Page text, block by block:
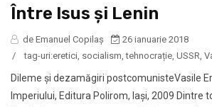
Între Isus şi Lenin
de Emanuel Copilaș
26 ianuarie 2018
/
tag-uri:eretici, socialism,tehnocrație, USSR,
Dileme şi dezamăgiri postcomunisteVasile
Imperiului, Editura Polirom, Iaşi, 2009 Dintre